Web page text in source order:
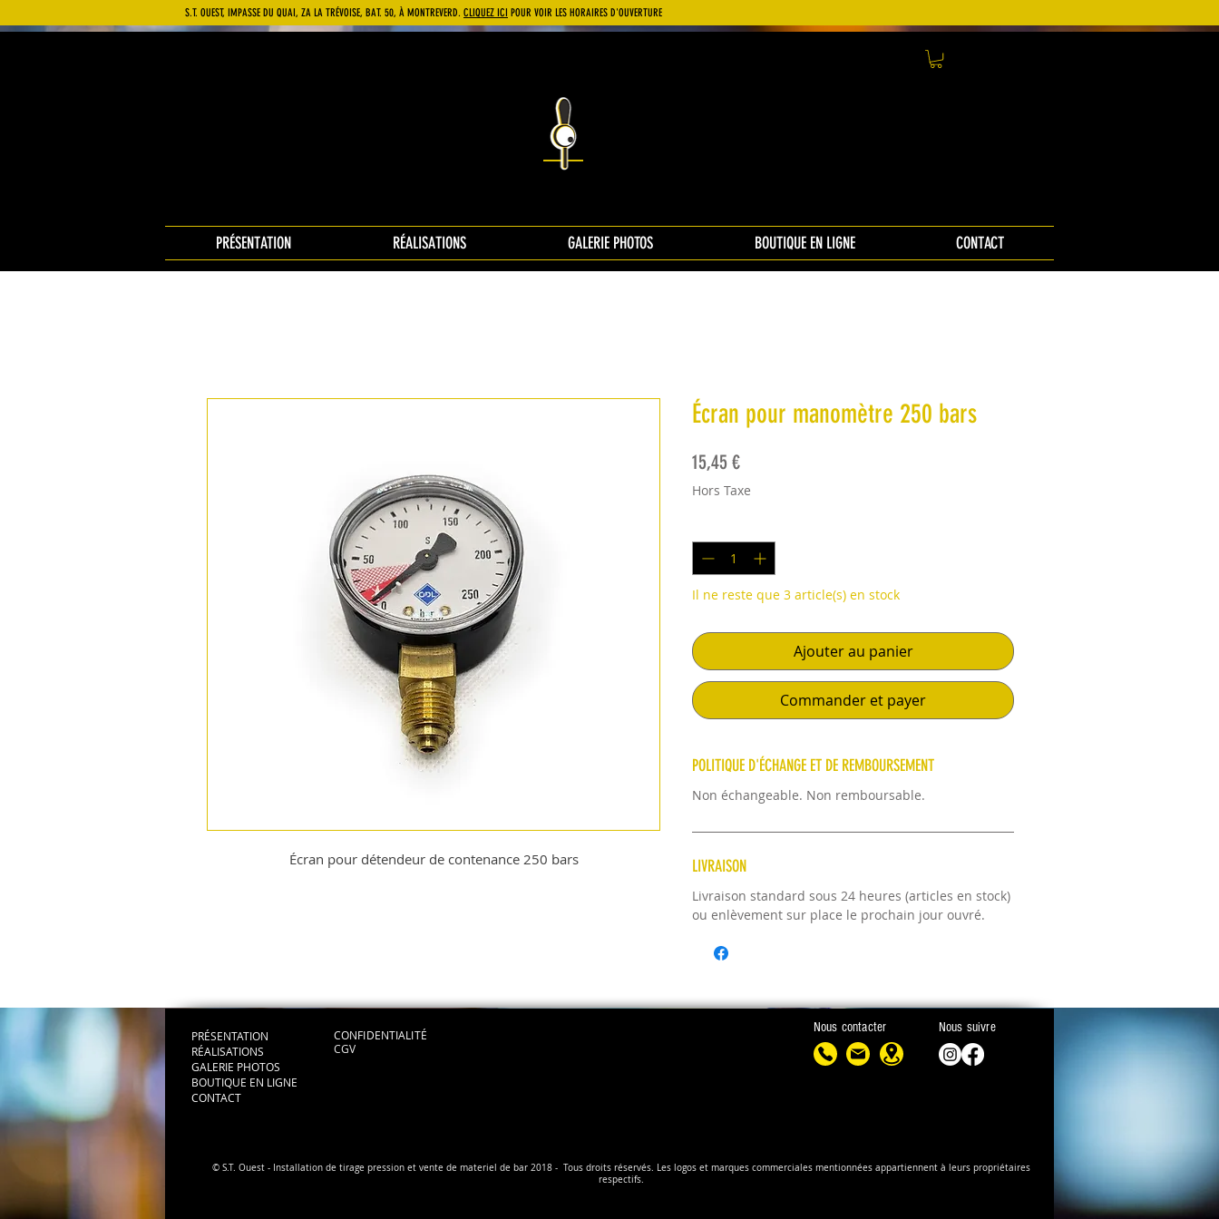
S.T. OUEST, IMPASSE DU QUAI, ZA LA TRÉVOISE, BAT. 50, À MONTREVERD. CLIQUEZ ICI POUR VOIR LES HORAIRES D'OUVERTURE
PRÉSENTATION RÉALISATIONS GALERIE PHOTOS BOUTIQUE EN LIGNE CONTACT
Écran pour détendeur de contenance 250 bars
Écran pour manomètre 250 bars
15,45 €Prix
Hors Taxe
Il ne reste que 3 article(s) en stock
Ajouter au panier
Commander et payer
POLITIQUE D'ÉCHANGE ET DE REMBOURSEMENT
Non échangeable. Non remboursable.
LIVRAISON
Livraison standard sous 24 heures (articles en stock)
ou enlèvement sur place le prochain jour ouvré.
PRÉSENTATION
RÉALISATIONS
GALERIE PHOTOS
BOUTIQUE EN LIGNE
CONTACT
CONFIDENTIALITÉ
CGV
Nous contacter Nous suivre
© S.T. Ouest - Installation de tirage pression et vente de materiel de bar 2018 - Tous droits réservés. Les logos et marques commerciales mentionnées appartiennent à leurs propriétaires
respectifs.